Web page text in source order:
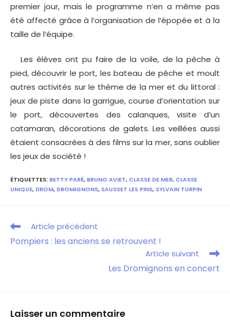
premier jour, mais le programme n’en a même pas
été affecté grâce à l’organisation de l’épopée et à la
taille de l’équipe.
Les élèves ont pu faire de la voile, de la pêche à
pied, découvrir le port, les bateau de pêche et moult
autres activités sur le thème de la mer et du littoral :
jeux de piste dans la garrigue, course d’orientation sur
le port, découvertes des calanques, visite d’un
catamaran, décorations de galets. Les veillées aussi
étaient consacrées à des films sur la mer, sans oublier
les jeux de société !
ÉTIQUETTES: BETTY PARÉ, BRUNO AVIET, CLASSE DE MER, CLASSE
UNIQUE, DROM, DROMIGNONS, SAUSSET LES PINS, SYLVAIN TURPIN
Article précédent
Pompiers : les anciens se retrouvent !
Article suivant
Les Dromignons en concert
Laisser un commentaire